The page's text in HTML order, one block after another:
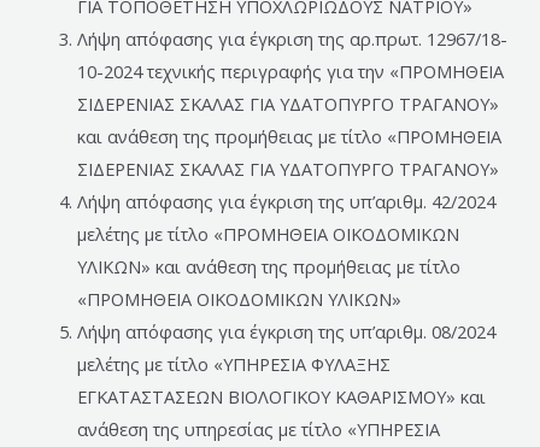
ΓΙΑ ΤΟΠΟΘΕΤΗΣΗ ΥΠΟΧΛΩΡΙΩΔΟΥΣ ΝΑΤΡΙΟΥ»
Λήψη απόφασης για έγκριση της αρ.πρωτ. 12967/18-
10-2024 τεχνικής περιγραφής για την «ΠΡΟΜΗΘΕΙΑ
ΣΙΔΕΡΕΝΙΑΣ ΣΚΑΛΑΣ ΓΙΑ ΥΔΑΤΟΠΥΡΓΟ ΤΡΑΓΑΝΟΥ»
και ανάθεση της προμήθειας με τίτλο «ΠΡΟΜΗΘΕΙΑ
ΣΙΔΕΡΕΝΙΑΣ ΣΚΑΛΑΣ ΓΙΑ ΥΔΑΤΟΠΥΡΓΟ ΤΡΑΓΑΝΟΥ»
Λήψη απόφασης για έγκριση της υπ’αριθμ. 42/2024
μελέτης με τίτλο «ΠΡΟΜΗΘΕΙΑ ΟΙΚΟΔΟΜΙΚΩΝ
ΥΛΙΚΩΝ» και ανάθεση της προμήθειας με τίτλο
«ΠΡΟΜΗΘΕΙΑ ΟΙΚΟΔΟΜΙΚΩΝ ΥΛΙΚΩΝ»
Λήψη απόφασης για έγκριση της υπ’αριθμ. 08/2024
μελέτης με τίτλο «ΥΠΗΡΕΣΙΑ ΦΥΛΑΞΗΣ
ΕΓΚΑΤΑΣΤΑΣΕΩΝ ΒΙΟΛΟΓΙΚΟΥ ΚΑΘΑΡΙΣΜΟΥ» και
ανάθεση της υπηρεσίας με τίτλο «ΥΠΗΡΕΣΙΑ